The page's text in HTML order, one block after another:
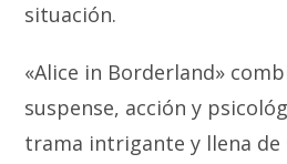
situación.
«Alice in Borderland»
suspense, acción y
trama intrigante y llena de